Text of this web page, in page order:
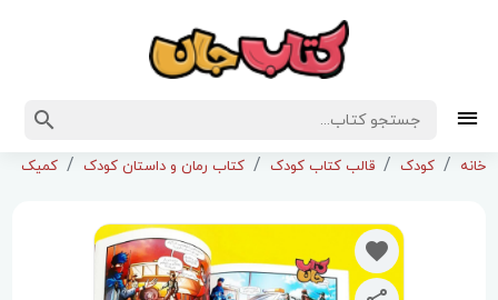
خانه کودک قالب کتاب کودک کتاب رمان و داستان کودک کمیک